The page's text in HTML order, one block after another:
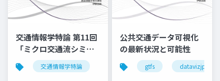
交通情報学特論 第11回
「ミクロ交通流シミュ
レーションSUMO深掘
り」講師：伊藤昌毅
交通情報学特論
公共交通データ可視化
の最新状況と可能性
gtfs datavizjp